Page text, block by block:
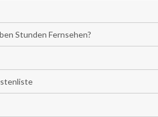
Stunden Fernsehen?